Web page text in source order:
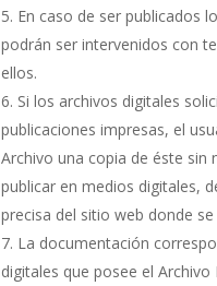
En caso de ser publicados
podrán ser intervenidos con
ellos.
Si los archivos digitales
publicaciones impresas, el
Archivo una copia de éste sin
publicar en medios digitales,
precisa del sitio web donde
La documentación
digitales que posee el